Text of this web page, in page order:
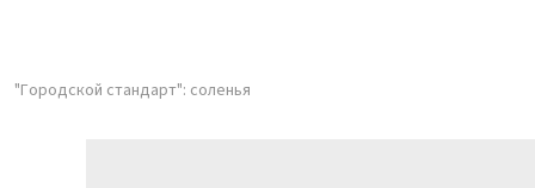
"Городской стандарт": соленья